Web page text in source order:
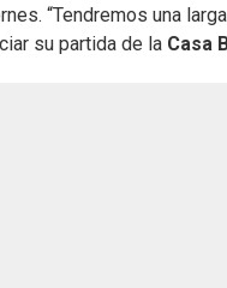
“Tendremos una
su partida de la Casa